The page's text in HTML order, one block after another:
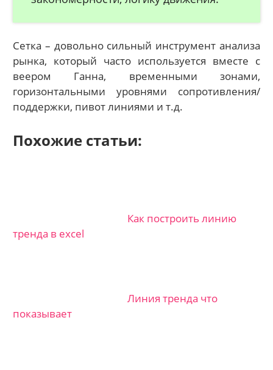
Сетка – довольно сильный инструмент анализа
рынка, который часто используется вместе с
веером Ганна, временными зонами,
горизонтальными уровнями сопротивления/
поддержки, пивот линиями и т.д.
Похожие статьи:
Как построить линию
тренда в excel
Линия тренда что
показывает